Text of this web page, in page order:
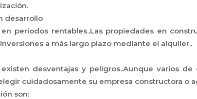
desarrollo
periodos rentables..Las propiedades en
a más largo plazo mediante el alquiler..
desventajas y peligros..Aunque varios
cuidadosamente su empresa constructora o
son: